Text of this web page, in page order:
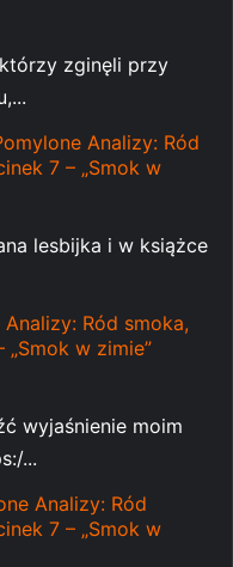
zginęli przy
Analizy: Ród
7 – „Smok w
lesbijka i w książce
Ród smoka,
„Smok w zimie”
wyjaśnienie moim
...
Analizy: Ród
7 – „Smok w